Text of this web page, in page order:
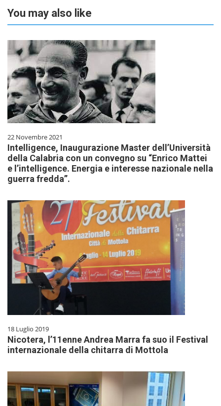
You may also like
22 Novembre 2021
Intelligence, Inaugurazione Master dell’Università
della Calabria con un convegno su “Enrico Mattei
e l’intelligence. Energia e interesse nazionale nella
guerra fredda”.
18 Luglio 2019
Nicotera, l’11enne Andrea Marra fa suo il Festival
internazionale della chitarra di Mottola